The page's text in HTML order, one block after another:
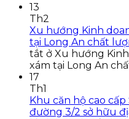
13
Th2
Xu hướng Kinh
tại Long An chất
tắt ở Xu hướng
xám tại Long An
17
Th1
Khu căn hộ cao
đường 3/2 sở hữu